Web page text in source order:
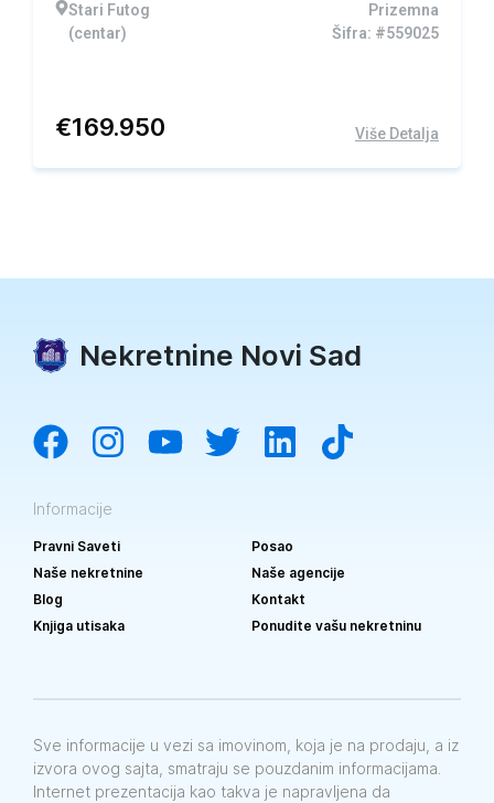
Stari Futog
(centar)
Prizemna
Šifra: #559025
€169.950 Više Detalja
Nekretnine Novi Sad
Informacije
Pravni Saveti
Posao
Naše nekretnine
Naše agencije
Blog
Kontakt
Knjiga utisaka
Ponudite vašu nekretninu
Sve informacije u vezi sa imovinom, koja je na prodaju, a iz
izvora ovog sajta, smatraju se pouzdanim informacijama.
Internet prezentacija kao takva je napravljena da